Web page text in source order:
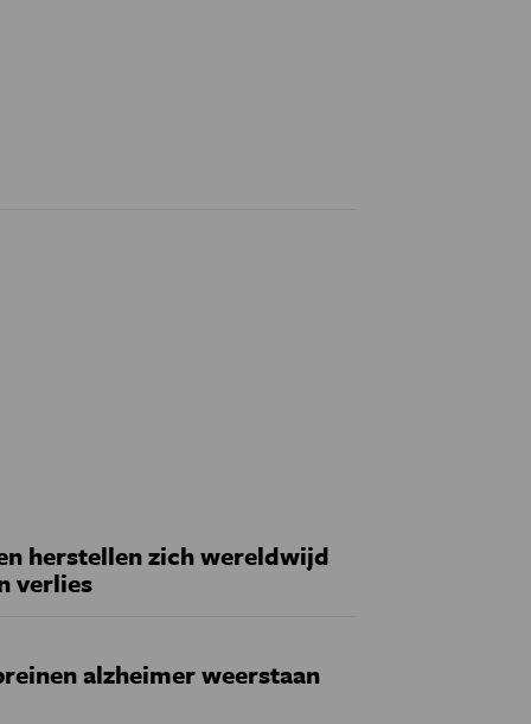
herstellen zich wereldwijd
verlies
alzheimer weerstaan